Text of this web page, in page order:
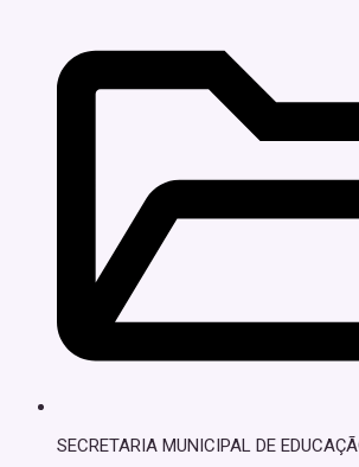
SECRETARIA MUNICIPAL DE